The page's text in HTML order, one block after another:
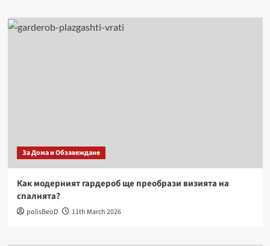
За Дома и Обзавеждане
Как модерният гардероб ще преобрази визията на
спалнята?
polisBeoD 11th March 2026